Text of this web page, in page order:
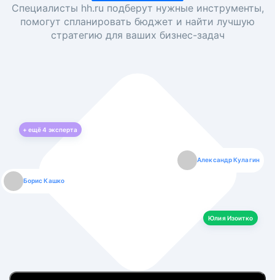
Специалисты hh.ru подберут нужные инструменты,
помогут спланировать бюджет и найти лучшую
стратегию для ваших бизнес-задач
+ ещё4 эксперта
Борис Кашко
Александр Кулагин
Юлия Изоитко
Юлия Изоитко
Даниил Макаров
Александр Кулагин
Екатерина Лазаренко
Даниил Макаров
Борис Кашко
Екатерина Лазаренко
Юлия Изоитко